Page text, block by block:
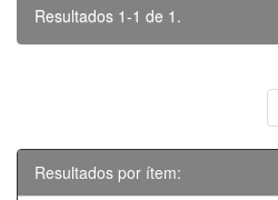
Resultados 1-1 de 1.
Resultados por ítem: